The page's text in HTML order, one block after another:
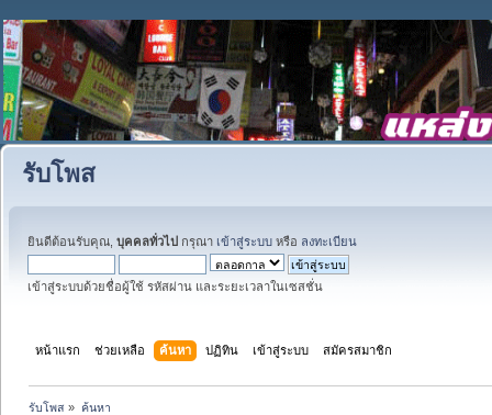
รับโพส
ยินดีต้อนรับคุณ, บุคคลทั่วไป กรุณา เข้าสู่ระบบ หรือ ลงทะเบียน
เข้าสู่ระบบด้วยชื่อผู้ใช้ รหัสผ่าน และระยะเวลาในเซสชั่น
หน้าแรก ช่วยเหลือ ค้นหา ปฏิทิน เข้าสู่ระบบ สมัครสมาชิก
รับโพส » ค้นหา